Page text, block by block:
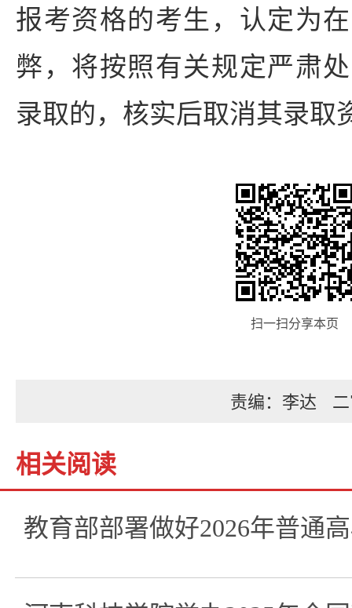
报考资格的考生，认定为
弊，将按照有关规定严肃
录取的，核实后取消其录取
扫一扫分享本页
责编：李达
相关阅读
教育部部署做好2026年普通